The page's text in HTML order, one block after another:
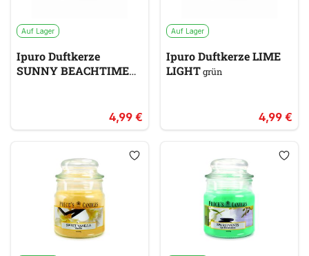
Auf Lager
Ipuro Duftkerze
SUNNY BEACHTIME
4,99 €
Auf Lager
Ipuro Duftkerze LIME
LIGHTgrün
4,99 €